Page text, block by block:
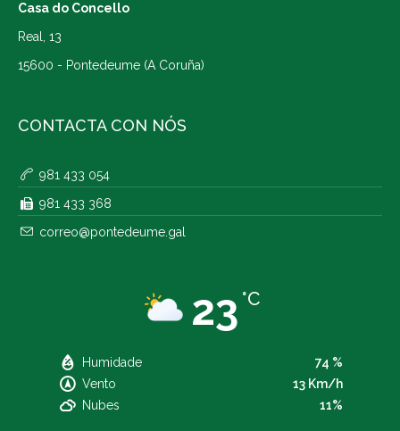
Casa do Concello
Real, 13
15600 - Pontedeume (A Coruña)
CONTACTA CON NÓS
981 433 054
981 433 368
correo@pontedeume.gal
23 °C
Humidade
74 %
Vento
13 Km/h
Nubes
11%